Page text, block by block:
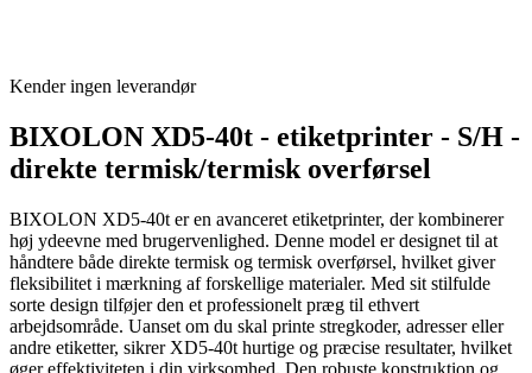
Kender ingen leverandør
BIXOLON XD5-40t - etiketprinter - S/H -
direkte termisk/termisk overførsel
BIXOLON XD5-40t er en avanceret etiketprinter, der kombinerer
høj ydeevne med brugervenlighed. Denne model er designet til at
håndtere både direkte termisk og termisk overførsel, hvilket giver
fleksibilitet i mærkning af forskellige materialer. Med sit stilfulde
sorte design tilføjer den et professionelt præg til ethvert
arbejdsområde. Uanset om du skal printe stregkoder, adresser eller
andre etiketter, sikrer XD5-40t hurtige og præcise resultater, hvilket
øger effektiviteten i din virksomhed. Den robuste konstruktion og